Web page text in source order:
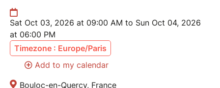
Sat Oct 03, 2026 at 09:00 AM to Sun Oct 04, 2026
at 06:00 PM
Timezone : Europe/Paris
Add to my calendar
Bouloc-en-Quercy, France